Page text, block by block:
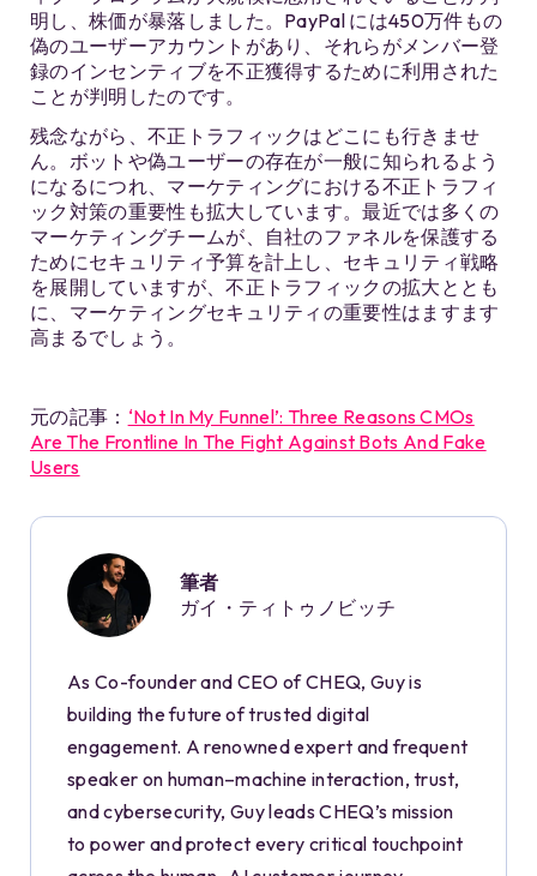
明し、株価が暴落しました。PayPal には450万件もの
偽のユーザーアカウントがあり、それらがメンバー登
録のインセンティブを不正獲得するために利用された
ことが判明したのです。
残念ながら、不正トラフィックはどこにも行きませ
ん。ボットや偽ユーザーの存在が一般に知られるよう
になるにつれ、マーケティングにおける不正トラフィ
ック対策の重要性も拡大しています。最近では多くの
マーケティングチームが、自社のファネルを保護する
ためにセキュリティ予算を計上し、セキュリティ戦略
を展開していますが、不正トラフィックの拡大ととも
に、マーケティングセキュリティの重要性はますます
高まるでしょう。
元の記事： ‘Not In My Funnel’: Three Reasons CMOs
Are The Frontline In The Fight Against Bots And Fake
Users
筆者
ガイ・ティトゥノビッチ
As Co-founder and CEO of CHEQ, Guy is
building the future of trusted digital
engagement. A renowned expert and frequent
speaker on human–machine interaction, trust,
and cybersecurity, Guy leads CHEQ’s mission
to power and protect every critical touchpoint